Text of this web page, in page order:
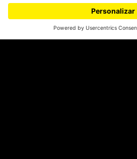
¿Quiénes somos?
Podcasts